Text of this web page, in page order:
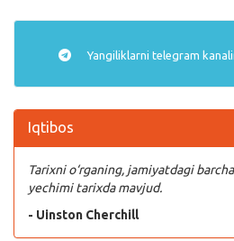
Yangiliklarni telegram
Iqtibos
Tarixni o‘rganing, jamiyatdagi
yechimi tarixda mavjud.
- Uinston Cherchill